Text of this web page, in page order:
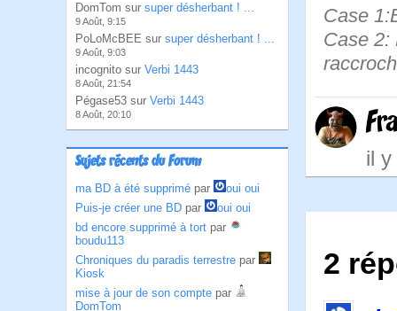
DomTom sur super désherbant ! ...
9 Août, 9:15
PoLoMcBEE sur super désherbant ! ...
9 Août, 9:03
incognito sur Verbi 1443
8 Août, 21:54
Pégase53 sur Verbi 1443
8 Août, 20:10
Sujets récents du Forum
ma BD à été supprimé par
oui oui
Puis-je créer une BD par
oui oui
bd encore supprimé à tort par
boudu113
Chroniques du paradis terrestre par
Kiosk
mise à jour de son compte par
DomTom
Case
Case 2:
il
2